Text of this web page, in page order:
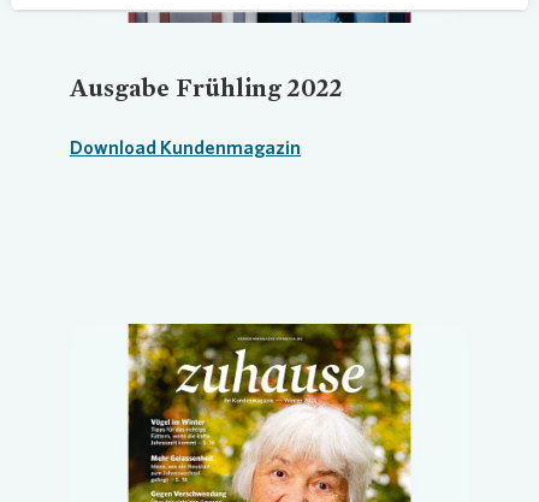
Ausgabe Frühling 2022
Download Kundenmagazin